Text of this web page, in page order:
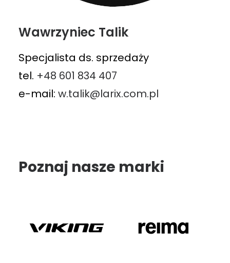
Wawrzyniec Talik
Specjalista ds. sprzedaży
tel. +48 601 834 407
e-mail: w.talik@larix.com.pl
Poznaj nasze marki